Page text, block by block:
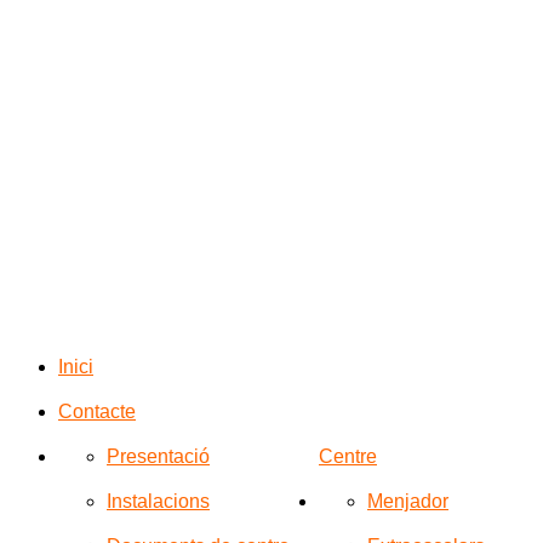
Inici
Contacte
Centre
Presentació
Instalacions Menjador